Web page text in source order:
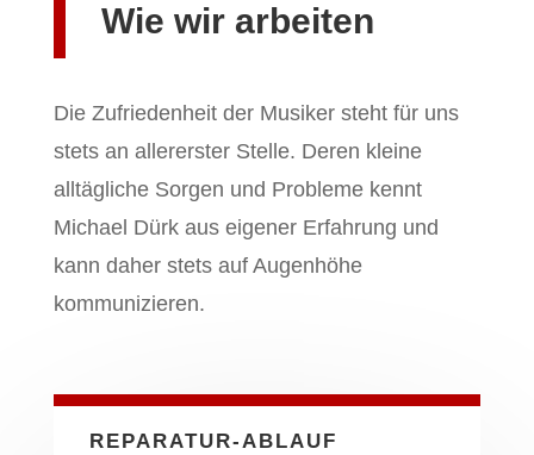
Wie wir arbeiten
Die Zufriedenheit der Musiker steht für uns
stets an allererster Stelle. Deren kleine
alltägliche Sorgen und Probleme kennt
Michael Dürk aus eigener Erfahrung und
kann daher stets auf Augenhöhe
kommunizieren.
REPARATUR-ABLAUF